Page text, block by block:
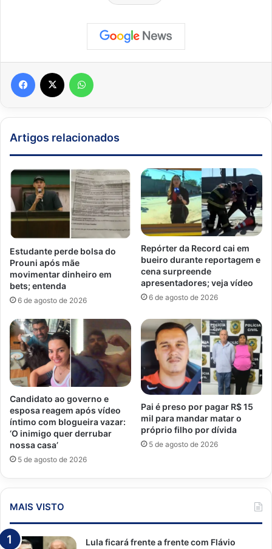
Artigos relacionados
Estudante perde bolsa do
Prouni após mãe
movimentar dinheiro em
bets; entenda
6 de agosto de 2026
Repórter da Record cai em
bueiro durante reportagem e
cena surpreende
apresentadores; veja vídeo
6 de agosto de 2026
Candidato ao governo e
esposa reagem após vídeo
íntimo com blogueira vazar:
‘O inimigo quer derrubar
nossa casa’
5 de agosto de 2026
Pai é preso por pagar R$ 15
mil para mandar matar o
próprio filho por dívida
5 de agosto de 2026
MAIS VISTO
Lula ficará frente a frente com Flávio